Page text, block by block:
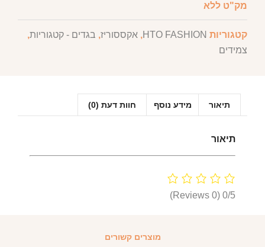
מק"ט ללא
קטגוריות HTO FASHION
, אקססוריז, בגדים - קטגוריות,
צמידים
תיאור מידע נוסף חוות דעת (0)
תיאור
0/5
(0 Reviews)
מוצרים קשורים